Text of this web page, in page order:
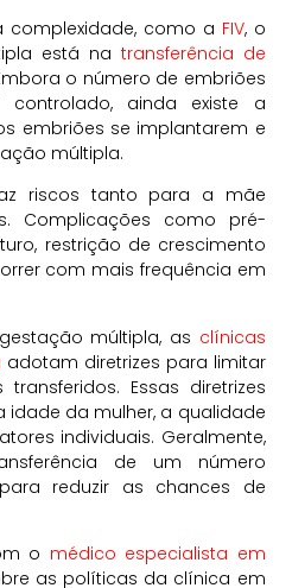
complexidade, como a FIV, o
está na transferência de
o número de embriões
controlado, ainda existe a
embriões se implantarem e
múltipla.
riscos tanto para a mãe
Complicações como pré-
restrição de crescimento
com mais frequência em
múltipla, as clínicas
adotam diretrizes para limitar
Essas diretrizes
da mulher, a qualidade
individuais. Geralmente,
de um número
reduzir as chances de
o médico especialista em
as políticas da clínica em